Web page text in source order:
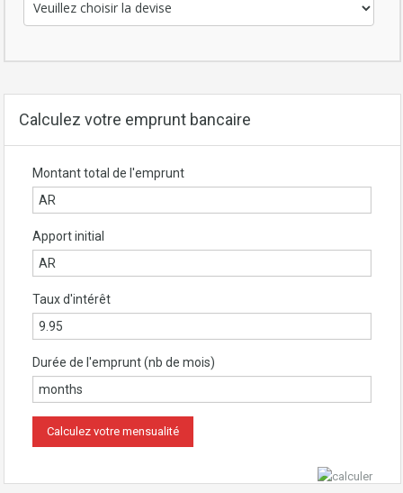
Calculez votre emprunt bancaire
Montant total de l'emprunt
Apport initial
Taux d'intérêt
Durée de l'emprunt (nb de mois)